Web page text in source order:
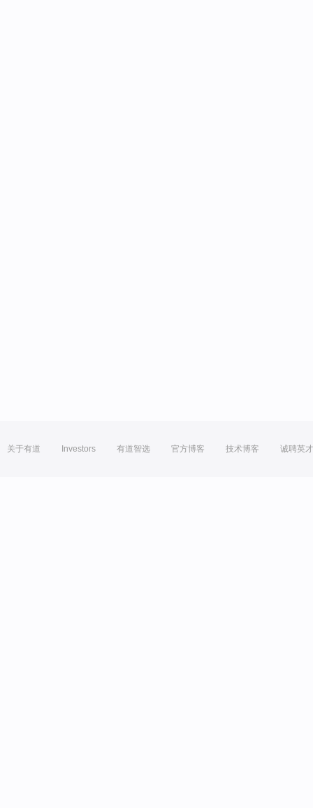
关于有道 Investors 有道智选 官方博客 技术博客 诚聘英才